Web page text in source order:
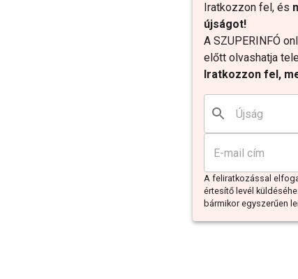
Iratkozzon fel, és
újságot!
A SZUPERINFÓ
előtt olvashatja
Iratkozzon fel,
A feliratkozással
értesítő levél
bármikor egyszerűen